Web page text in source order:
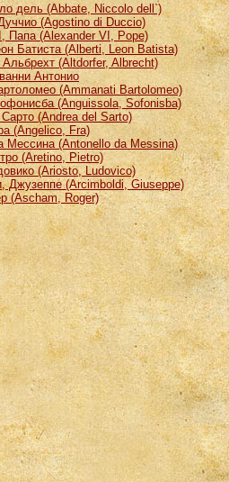
дель (Abbate, Niccolo dell`)
(Agostino di Duccio)
Папа (Alexander VI, Pope)
Батиста (Alberti, Leon Batista)
(Altdorfer, Albrecht)
Антонио
(Ammanati Bartolomeo)
(Anguissola, Sofonisba)
(Andrea del Sarto)
(Angelico, Fra)
Мессина (Antonello da Messina)
(Aretino, Pietro)
(Ariosto, Ludovico)
Джузеппе (Arcimboldi, Giuseppe)
(Ascham, Roger)